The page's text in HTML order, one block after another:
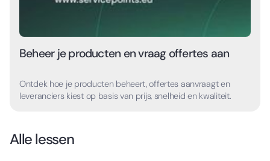
Beheer je producten en vraag offertes aan
Ontdek hoe je producten beheert, offertes aanvraagt en
leveranciers kiest op basis van prijs, snelheid en kwaliteit.
Alle lessen